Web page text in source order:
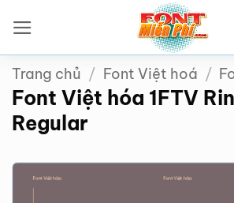
qua
nội
dung
Trang chủ / Font Việt hoá /
Font Việt hóa 1FTV
Regular